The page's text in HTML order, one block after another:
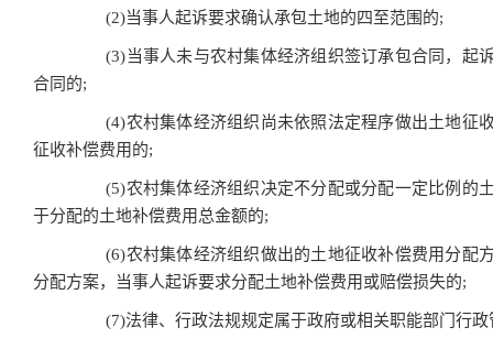
(2)当事人起诉要求确认承包土地的四至范围的;
(3)当事人未与农村集体经济组织签订承包合同，起
合同的;
(4)农村集体经济组织尚未依照法定程序做出土地征
征收补偿费用的;
(5)农村集体经济组织决定不分配或分配一定比例的
于分配的土地补偿费用总金额的;
(6)农村集体经济组织做出的土地征收补偿费用分配
分配方案，当事人起诉要求分配土地补偿费用或赔偿损失的;
(7)法律、行政法规规定属于政府或相关职能部门行政